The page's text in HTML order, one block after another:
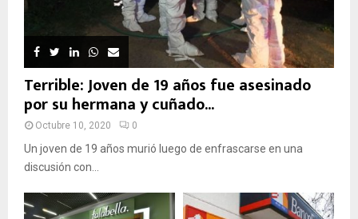
Terrible: Joven de 19 años fue asesinado
por su hermana y cuñado...
Octubre 10, 2020 0
Un joven de 19 años murió luego de enfrascarse en una
discusión con...